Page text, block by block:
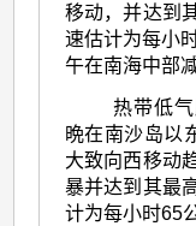
移动，并达到
速估计为每小
午在南海中部
热带低
晩在南沙岛以
大致向西移动
暴并达到其最
计为每小时65